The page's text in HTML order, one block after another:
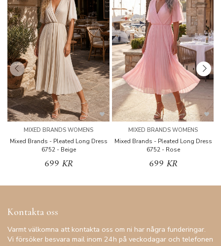
MIXED BRANDS WOMENS
Mixed Brands - Pleated Long Dress
6752 - Beige
699 KR
MIXED BRANDS WOMENS
Mixed Brands - Pleated Long Dress
6752 - Rose
699 KR
Kontakta oss
Varmt välkomna att kontakta oss om ni har några funderingar.
Vi försöker besvara mail inom 24h på veckodagar och telefonen